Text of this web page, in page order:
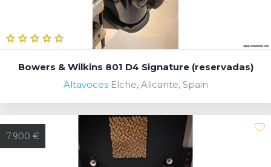
Bowers & Wilkins 801 D4 Signature (reservadas)
Altavoces Elche, Alicante, Spain
7.900 €